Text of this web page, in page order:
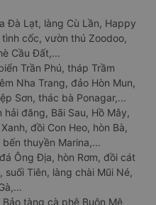
Đà Lạt, làng Cù Lần, Happy
tình cốc, vườn thú Zoodoo,
Cầu Đất,...
Trần Phú, tháp Trầm
Nha Trang, đảo Hòn Mun,
Sơn, thác bà Ponagar,...
hải đăng, Bãi Sau, Hồ Mây,
đồi Con Heo, hòn Bà,
thuyền Marina,...
Ông Địa, hòn Rơm, đồi cát
suối Tiên, làng chài Mũi Né,
Bảo tàng cà phê Buôn Mê